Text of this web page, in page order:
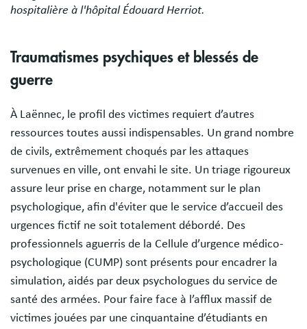
hospitalière à l'hôpital Édouard Herriot.
Traumatismes psychiques et blessés de
guerre
À Laënnec, le profil des victimes requiert d’autres
ressources toutes aussi indispensables. Un grand nombre
de civils, extrêmement choqués par les attaques
survenues en ville, ont envahi le site. Un triage rigoureux
assure leur prise en charge, notamment sur le plan
psychologique, afin d'éviter que le service d’accueil des
urgences fictif ne soit totalement débordé. Des
professionnels aguerris de la Cellule d’urgence médico-
psychologique (CUMP) sont présents pour encadrer la
simulation, aidés par deux psychologues du service de
santé des armées. Pour faire face à l’afflux massif de
victimes jouées par une cinquantaine d’étudiants en